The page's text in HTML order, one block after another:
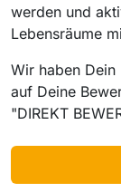
werden und
Lebensräume
Wir haben Dein
auf Deine
"DIREKT